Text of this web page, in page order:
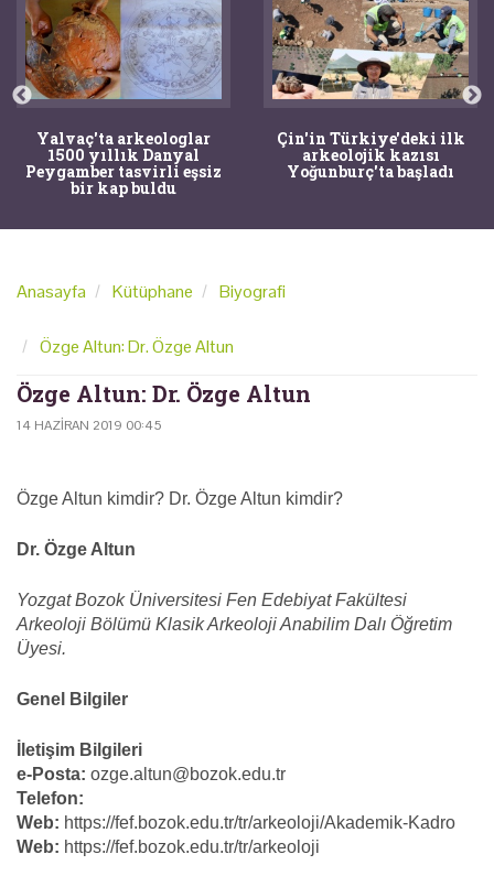
Yalvaç'ta arkeologlar
1500 yıllık Danyal
Peygamber tasvirli eşsiz
bir kap buldu
Çin'in Türkiye'deki ilk
arkeolojik kazısı
Yoğunburç'ta başladı
Anasayfa Kütüphane Biyografi
Özge Altun: Dr. Özge Altun
Özge Altun: Dr. Özge Altun
14 HAZIRAN 2019 00:45
Özge Altun kimdir? Dr. Özge Altun kimdir?
Dr. Özge Altun
Yozgat Bozok Üniversitesi Fen Edebiyat Fakültesi
Arkeoloji Bölümü Klasik Arkeoloji Anabilim Dalı Öğretim
Üyesi.
Genel Bilgiler
İletişim Bilgileri
e-Posta: ozge.altun@bozok.edu.tr
Telefon:
Web: https://fef.bozok.edu.tr/tr/arkeoloji/Akademik-Kadro
Web: https://fef.bozok.edu.tr/tr/arkeoloji